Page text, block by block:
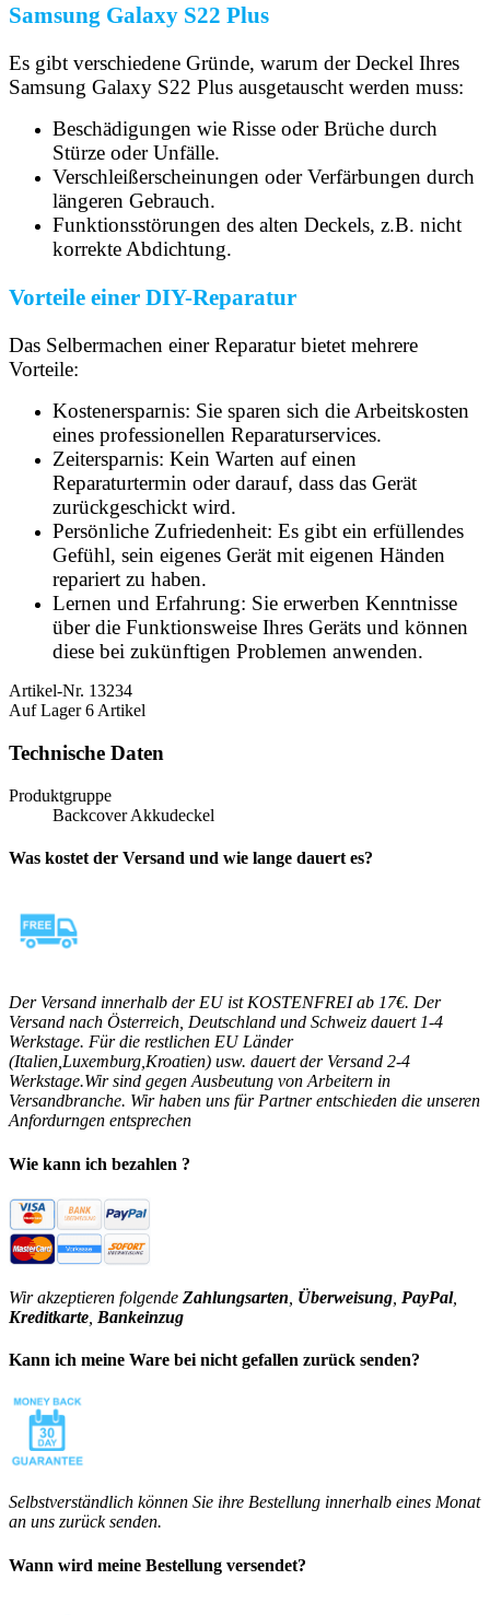
Samsung Galaxy S22 Plus
Es gibt verschiedene Gründe, warum der Deckel Ihres
Samsung Galaxy S22 Plus ausgetauscht werden muss:
Beschädigungen wie Risse oder Brüche durch
Stürze oder Unfälle.
Verschleißerscheinungen oder Verfärbungen durch
längeren Gebrauch.
Funktionsstörungen des alten Deckels, z.B. nicht
korrekte Abdichtung.
Vorteile einer DIY-Reparatur
Das Selbermachen einer Reparatur bietet mehrere
Vorteile:
Kostenersparnis: Sie sparen sich die Arbeitskosten
eines professionellen Reparaturservices.
Zeitersparnis: Kein Warten auf einen
Reparaturtermin oder darauf, dass das Gerät
zurückgeschickt wird.
Persönliche Zufriedenheit: Es gibt ein erfüllendes
Gefühl, sein eigenes Gerät mit eigenen Händen
repariert zu haben.
Lernen und Erfahrung: Sie erwerben Kenntnisse
über die Funktionsweise Ihres Geräts und können
diese bei zukünftigen Problemen anwenden.
Artikel-Nr. 13234
Auf Lager 6 Artikel
Technische Daten
Produktgruppe
Backcover Akkudeckel
Was kostet der Versand und wie lange dauert es?
Der Versand innerhalb der EU ist KOSTENFREI ab 17€. Der
Versand nach Österreich, Deutschland und Schweiz dauert 1-4
Werkstage. Für die restlichen EU Länder
(Italien,Luxemburg,Kroatien) usw. dauert der Versand 2-4
Werkstage.Wir sind gegen Ausbeutung von Arbeitern in
Versandbranche. Wir haben uns für Partner entschieden die unseren
Anfordurngen entsprechen
Wie kann ich bezahlen ?
Wir akzeptieren folgende Zahlungsarten Überweisung PayPal,
Kreditkarte Bankeinzug
Kann ich meine Ware bei nicht gefallen zurück senden?
Selbstverständlich können Sie ihre Bestellung innerhalb eines Monat
an uns zurück senden.
Wann wird meine Bestellung versendet?